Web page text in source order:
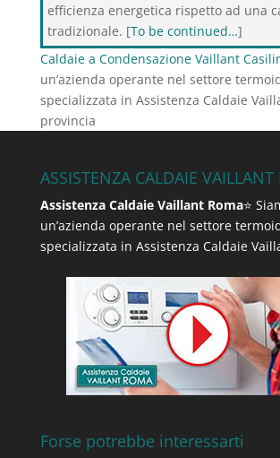
efficienza energetica rispetto ad una
tradizionale. [To be continued…]
Caldaie a Condensazione Vaillant
un’azienda operante nel settore
specializzata in Assistenza Caldaie
provincia
ASSISTENZA CALDAIE
Assistenza Caldaie Vaillant Roma⭐
un’azienda operante nel settore
specializzata in Assistenza Caldaie
Forse potrebbe interessarti